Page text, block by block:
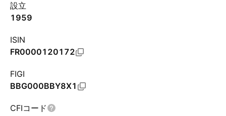
設立
1959
ISIN
FR0000120172
FIGI
BBG000BBY8X1
CFIコード